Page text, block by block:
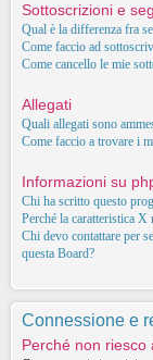
Sottoscrizioni e
Qual è la differenza fra
Come faccio ad
Come cancello le mie
Allegati
Quali allegati sono
Come faccio a trovare i
Informazioni su
Chi ha scritto questo
Perché la caratteristica
Chi devo contattare per
questa Board?
Connessione e
Perché non riesco